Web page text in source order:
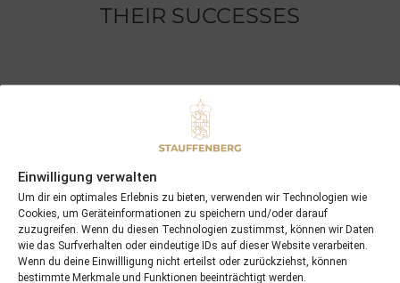
Einwilligung verwalten
Um dir ein optimales Erlebnis zu bieten, verwenden wir Technologien wie
Cookies, um Geräteinformationen zu speichern und/oder darauf
zuzugreifen. Wenn du diesen Technologien zustimmst, können wir Daten
wie das Surfverhalten oder eindeutige IDs auf dieser Website verarbeiten.
Wenn du deine Einwillligung nicht erteilst oder zurückziehst, können
bestimmte Merkmale und Funktionen beeinträchtigt werden.
THEIR SUCCESSES
Clementine winning a Handicap II at
Clementine showed her best performance so
far, coming with a lot of speed from last to first
under a well judged ride by Michael Abik.
Clementine is trained by Eva Fabianova at
Hoppegarten